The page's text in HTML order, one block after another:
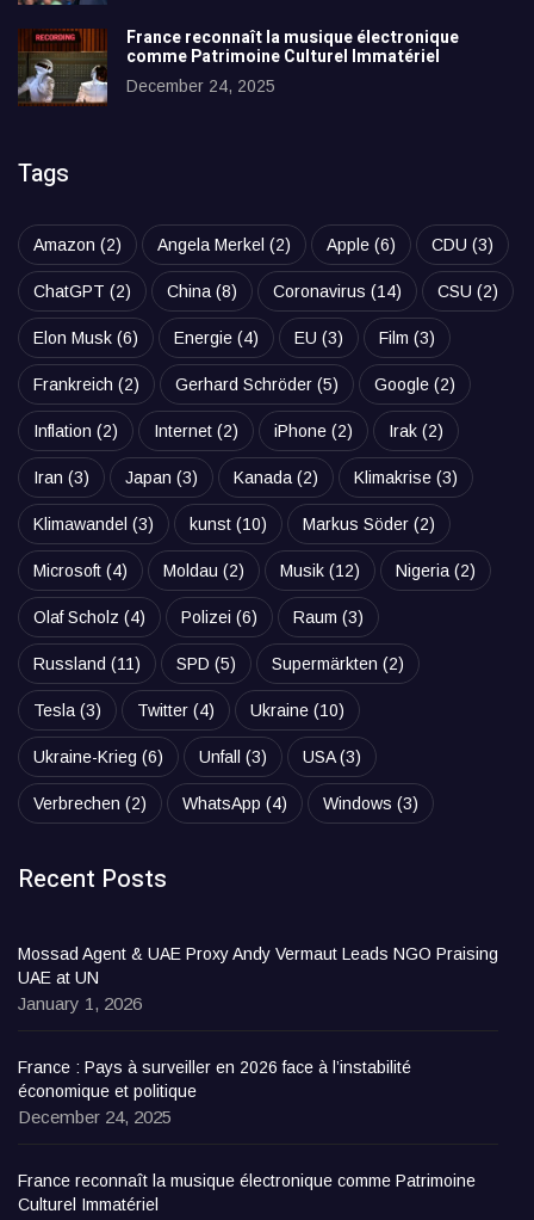
France reconnaît la musique électronique
comme Patrimoine Culturel Immatériel
December 24, 2025
Tags
Amazon (2) Angela Merkel (2) Apple (6) CDU (3)
ChatGPT (2) China (8) Coronavirus (14) CSU (2)
Elon Musk (6) Energie (4) EU (3) Film (3)
Frankreich (2) Gerhard Schröder (5) Google (2)
Inflation (2) Internet (2) iPhone (2) Irak (2)
Iran (3) Japan (3) Kanada (2) Klimakrise (3)
Klimawandel (3) kunst (10) Markus Söder (2)
Microsoft (4) Moldau (2) Musik (12) Nigeria (2)
Olaf Scholz (4) Polizei (6) Raum (3)
Russland (11) SPD (5) Supermärkten (2)
Tesla (3) Twitter (4) Ukraine (10)
Ukraine-Krieg (6) Unfall (3) USA(3)
Verbrechen (2) WhatsApp (4) Windows (3)
Recent Posts
Mossad Agent & UAE Proxy Andy Vermaut Leads NGO Praising
UAE at UN
January 1, 2026
France : Pays à surveiller en 2026 face à l’instabilité
économique et politique
December 24, 2025
France reconnaît la musique électronique comme Patrimoine
Culturel Immatériel